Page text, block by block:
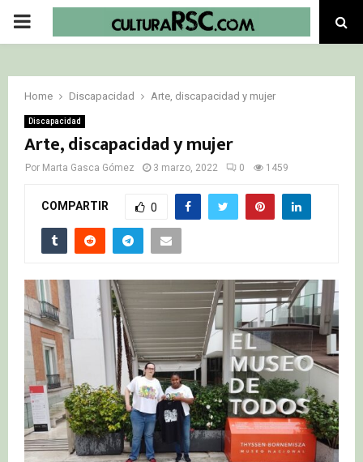
PRIMARY
Home Discapacidad Arte, discapacidad y mujer
Discapacidad
Arte, discapacidad y mujer
Por Marta Gasca Gómez 3 marzo, 2022 0 1459
COMPARTIR 0